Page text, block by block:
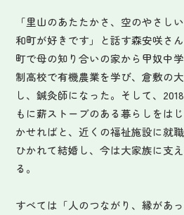
「里山のあたたかさ、空のやさし
和町が好きです」と話す森安咲さ
町で母の知り合いの家から甲奴中
制高校で有機農業を学び、倉敷の
し、鍼灸師になった。そして、
もに薪ストーブのある暮らしをは
かせればと、近くの福祉施設に就
ひかれて結婚し、今は大家族に支
る。
すべては「人のつながり、縁があ